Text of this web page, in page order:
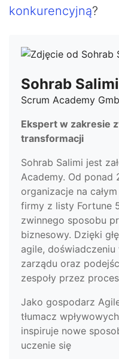
konkurencyjną?
Sohrab Salimi
Scrum Academy
Ekspert w zakresie
transformacji
Sohrab Salimi jest
Academy. Od ponad
organizacje na
firmy z listy Fortune
zwinnego sposobu
biznesowy. Dzięki
agile,
zarządu oraz
zespoły przez
Jako gospodarz
tłumacz
inspiruje nowe
uczenie się